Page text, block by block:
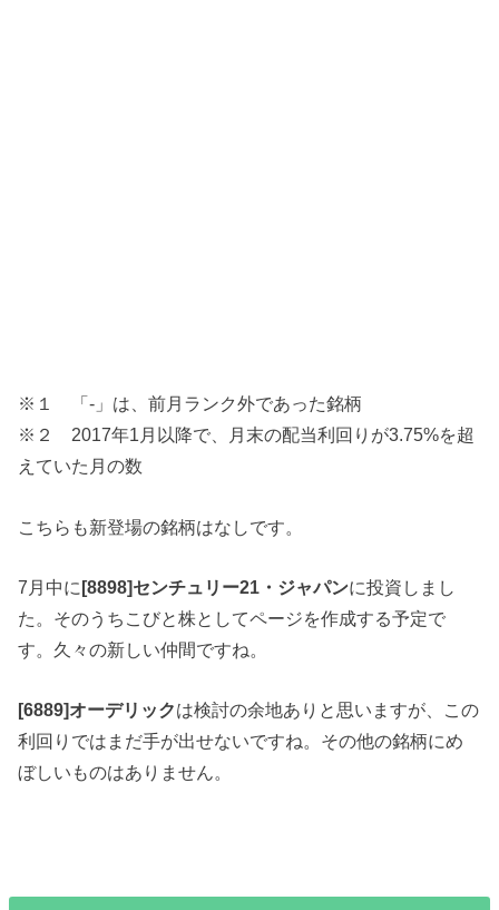
※１ 「-」は、前月ランク外であった銘柄
※２ 2017年1月以降で、月末の配当利回りが3.75%を超
えていた月の数
こちらも新登場の銘柄はなしです。
7月中に[8898]センチュリー21・ジャパンに投資しまし
た。そのうちこびと株としてページを作成する予定で
す。久々の新しい仲間ですね。
[6889]オーデリックは検討の余地ありと思いますが、この
利回りではまだ手が出せないですね。その他の銘柄にめ
ぼしいものはありません。